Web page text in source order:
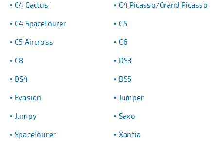
C4 Cactus C4 Picasso/Grand Picasso
C4 SpaceTourer C5
C5 Aircross C6
C8 DS3
DS4 DS5
Evasion Jumper
Jumpy Saxo
SpaceTourer Xantia